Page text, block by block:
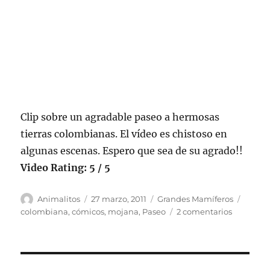
Clip sobre un agradable paseo a hermosas
tierras colombianas. El vídeo es chistoso en
algunas escenas. Espero que sea de su agrado!!
Video Rating: 5 / 5
Autor
Animalitos
Publicado
el
27 marzo, 2011 Categorías
Grandes Mamíferos
colombiana,cómicos, mojana, Paseo 2 comentariosen